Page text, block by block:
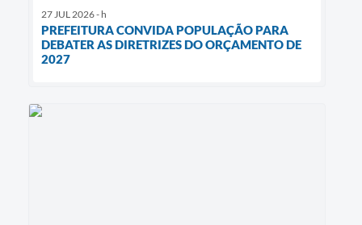
27 JUL 2026 - h
PREFEITURA CONVIDA POPULAÇÃO PARA
DEBATER AS DIRETRIZES DO ORÇAMENTO DE
2027